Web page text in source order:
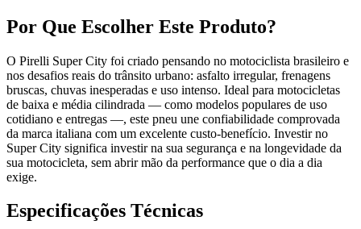
Por Que Escolher Este Produto?
O Pirelli Super City foi criado pensando no motociclista brasileiro e
nos desafios reais do trânsito urbano: asfalto irregular, frenagens
bruscas, chuvas inesperadas e uso intenso. Ideal para motocicletas
de baixa e média cilindrada — como modelos populares de uso
cotidiano e entregas —, este pneu une confiabilidade comprovada
da marca italiana com um excelente custo-benefício. Investir no
Super City significa investir na sua segurança e na longevidade da
sua motocicleta, sem abrir mão da performance que o dia a dia
exige.
Especificações Técnicas